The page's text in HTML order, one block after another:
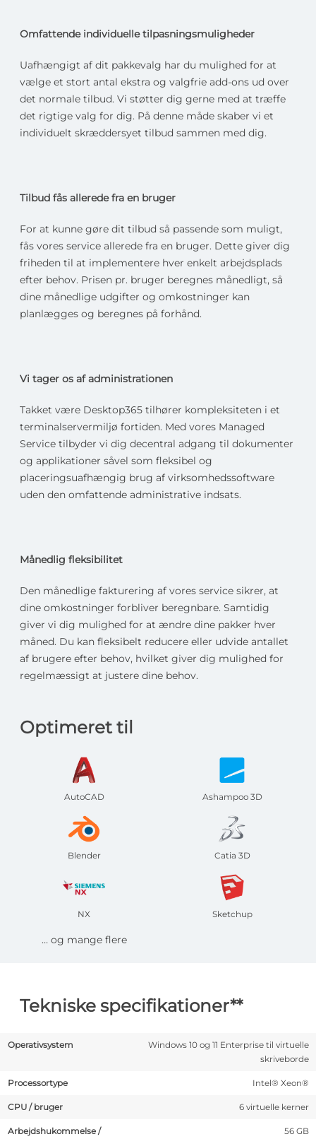
Omfattende individuelle tilpasningsmuligheder
Uafhængigt af dit pakkevalg har du mulighed for at
vælge et stort antal ekstra og valgfrie add-ons ud over
det normale tilbud. Vi støtter dig gerne med at træffe
det rigtige valg for dig. På denne måde skaber vi et
individuelt skræddersyet tilbud sammen med dig.
Tilbud fås allerede fra en bruger
For at kunne gøre dit tilbud så passende som muligt,
fås vores service allerede fra en bruger. Dette giver dig
friheden til at implementere hver enkelt arbejdsplads
efter behov. Prisen pr. bruger beregnes månedligt, så
dine månedlige udgifter og omkostninger kan
planlægges og beregnes på forhånd.
Vi tager os af administrationen
Takket være Desktop365 tilhører kompleksiteten i et
terminalservermiljø fortiden. Med vores Managed
Service tilbyder vi dig decentral adgang til dokumenter
og applikationer såvel som fleksibel og
placeringsuafhængig brug af virksomhedssoftware
uden den omfattende administrative indsats.
Månedlig fleksibilitet
Den månedlige fakturering af vores service sikrer, at
dine omkostninger forbliver beregnbare. Samtidig
giver vi dig mulighed for at ændre dine pakker hver
måned. Du kan fleksibelt reducere eller udvide antallet
af brugere efter behov, hvilket giver dig mulighed for
regelmæssigt at justere dine behov.
Optimeret til
AutoCAD Ashampoo 3D
Blender Catia 3D
NX Sketchup
… og mange flere
Tekniske specifikationer**
Operativsystem
Windows 10 og 11 Enterprise til virtuelle
skriveborde
Processortype Intel® Xeon®
CPU / bruger 6 virtuelle kerner
Arbejdshukommelse /
56 GB